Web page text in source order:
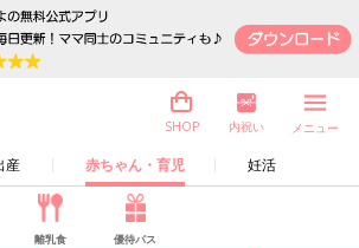
産 赤ちゃん・育児 妊活
SHOP 内祝い メニュー
離乳食 優待パス